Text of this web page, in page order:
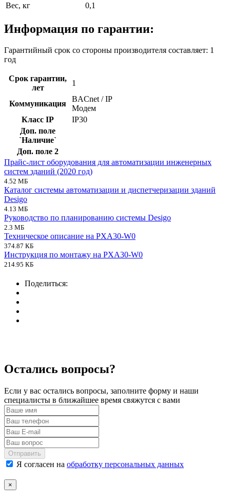
Вес, кг
0,1
Информация по гарантии:
Гарантийный срок со стороны производителя составляет: 1
год
Срок гарантии,
лет
1
Коммуникация
BACnet / IP
Модем
Класс IP
IP30
Доп. поле
`Наличие`
Доп. поле 2
Прайс-лист оборудования для автоматизации инженерных
систем зданий (2020 год)
4.52 МБ
Каталог системы автоматизации и диспетчеризации зданий
Desigo
4.13 МБ
Руководство по планированию системы Desigo
2.3 МБ
Техническое описание на PXA30-W0
374.87 КБ
Инструкция по монтажу на PXA30-W0
214.95 КБ
Поделиться:
Остались вопросы?
Если у вас остались вопросы, заполните форму и наши
специалисты в ближайшее время свяжутся с вами
Отправить
Я согласен на обработку персональных данных
×